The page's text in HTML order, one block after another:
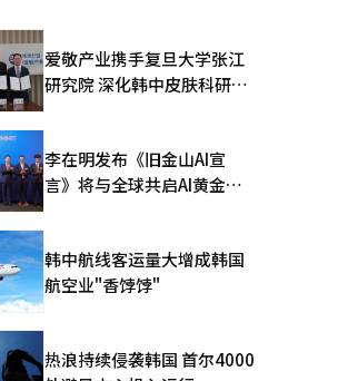
爱敬产业携手复旦大学张江
研究院 深化韩中皮肤科研合
李在明发布《旧金山AI宣
言》将与全球共启AI黄金时
韩中航线客运量大增成韩国
航空业"香饽饽"
热浪持续侵袭韩国 首尔4000